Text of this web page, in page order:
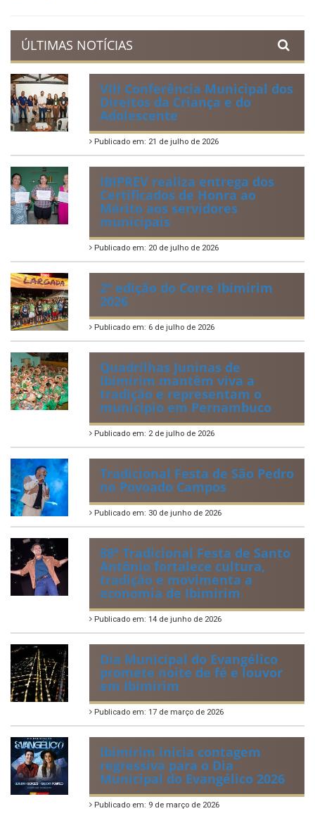
ÚLTIMAS NOTÍCIAS
VIII Conferência Municipal dos
Direitos da Criança e do
Adolescente
Publicado em: 21 de julho de 2026
IBIPREV realiza entrega dos
Certificados de Honra ao
Mérito aos servidores
municipais
Publicado em: 20 de julho de 2026
2ª edição do Corre Ibimirim
2026
Publicado em: 6 de julho de 2026
Quadrilhas Juninas de
Ibimirim mantêm viva a
tradição e representam o
munícipio em Pernambuco
Publicado em: 2 de julho de 2026
Tradicional Festa de São Pedro
no Povoado Campos
Publicado em: 30 de junho de 2026
88ª Tradicional Festa de Santo
Antônio fortalece cultura,
tradição e movimenta a
economia de Ibimirim
Publicado em: 14 de junho de 2026
Dia Municipal do Evangélico
promete noite de fé e louvor
em Ibimirim
Publicado em: 17 de março de 2026
Ibimirim inicia contagem
regressiva para o Dia
Municipal do Evangélico 2026
Publicado em: 9 de março de 2026